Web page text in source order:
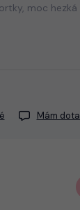
moc
Mám